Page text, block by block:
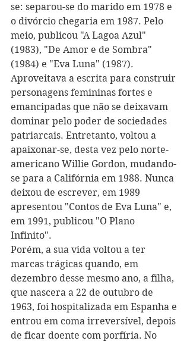
se: separou-se do marido em 1978 e
o divórcio chegaria em 1987. Pelo
meio, publicou "A Lagoa Azul"
(1983), "De Amor e de Sombra"
(1984) e "Eva Luna" (1987).
Aproveitava a escrita para construir
personagens femininas fortes e
emancipadas que não se deixavam
dominar pelo poder de sociedades
patriarcais. Entretanto, voltou a
apaixonar-se, desta vez pelo norte-
americano Willie Gordon, mudando-
se para a Califórnia em 1988. Nunca
deixou de escrever, em 1989
apresentou "Contos de Eva Luna" e,
em 1991, publicou "O Plano
Infinito".
Porém, a sua vida voltou a ter
marcas trágicas quando, em
dezembro desse mesmo ano, a filha,
que nascera a 22 de outubro de
1963, foi hospitalizada em Espanha e
entrou em coma irreversível, depois
de ficar doente com porfíria. No